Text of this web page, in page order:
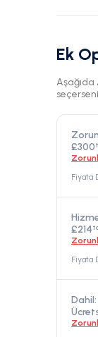
Ek
Aşağıda
£300
Fiyata
£214
Fiyata